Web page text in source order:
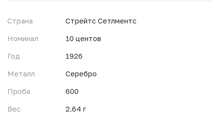
Время до окончания:
1дн. ч.
Страна
Стрейтс Сетлментс
Номинал
10 центов
Год
1926
Металл
Серебро
Проба
600
Вес
2.64 г